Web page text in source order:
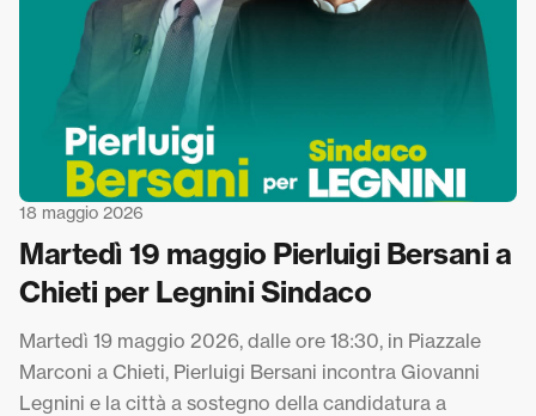
18 maggio 2026
Martedì 19 maggio Pierluigi Bersani a
Chieti per Legnini Sindaco
Martedì 19 maggio 2026, dalle ore 18:30, in Piazzale
Marconi a Chieti, Pierluigi Bersani incontra Giovanni
Legnini e la città a sostegno della candidatura a